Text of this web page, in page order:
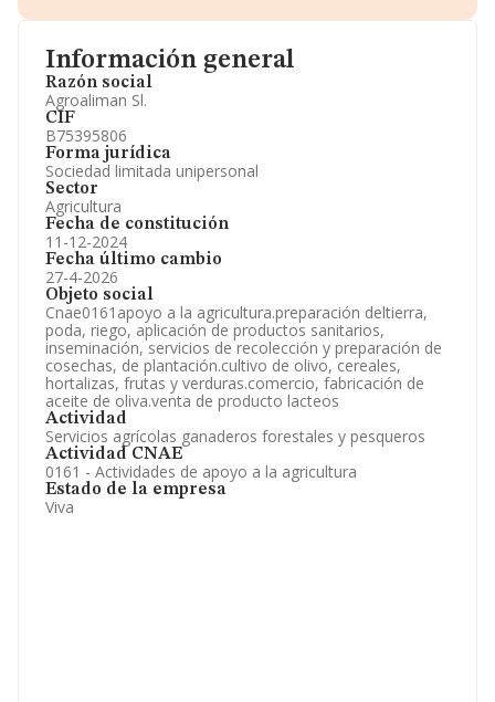
Información general
Razón social
Agroaliman Sl.
CIF
B75395806
Forma jurídica
Sociedad limitada unipersonal
Sector
Agricultura
Fecha de constitución
11-12-2024
Fecha último cambio
27-4-2026
Objeto social
Cnae0161apoyo a la agricultura.preparación deltierra,
poda, riego, aplicación de productos sanitarios,
inseminación, servicios de recolección y preparación de
cosechas, de plantación.cultivo de olivo, cereales,
hortalizas, frutas y verduras.comercio, fabricación de
aceite de oliva.venta de producto lacteos
Actividad
Servicios agrícolas ganaderos forestales y pesqueros
Actividad CNAE
0161 - Actividades de apoyo a la agricultura
Estado de la empresa
Viva
Información oficial y registral complementaria.